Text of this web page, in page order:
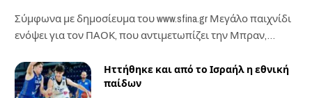
Σύμφωνα με δημοσίευμα του www.sfina.gr Μεγάλο παιχνίδι
ενόψει για τον ΠΑΟΚ, που αντιμετωπίζει την Μπραν,…
Ηττήθηκε και από το Ισραήλ η εθνική
παίδων